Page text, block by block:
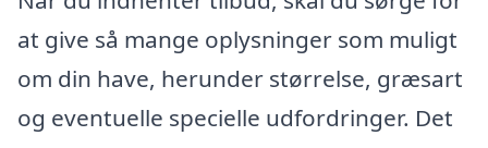
at give så mange oplysninger som muligt
om din have, herunder størrelse, græsart
og eventuelle specielle udfordringer. Det